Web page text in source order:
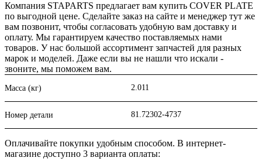
Компания STAPARTS предлагает вам купить COVER PLATE
по выгодной цене. Сделайте заказ на сайте и менеджер тут же
вам позвонит, чтобы согласовать удобную вам доставку и
оплату. Мы гарантируем качество поставляемых нами
товаров. У нас большой ассортимент запчастей для разных
марок и моделей. Даже если вы не нашли что искали -
звоните, мы поможем вам.
Масса (кг) 2.011
Номер детали 81.72302-4737
Оплачивайте покупки удобным способом. В интернет-
магазине доступно 3 варианта оплаты: